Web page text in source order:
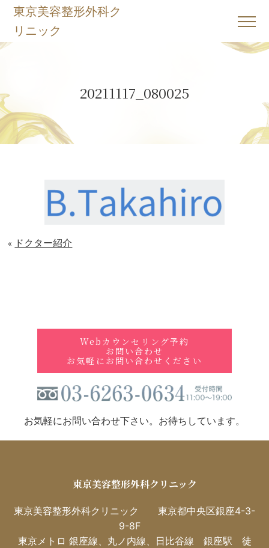
東京美容整形外科ク
リニック
Webカウンセリング予約
お問い合わせ
今すぐお問い合わせください
Webカウンセリング予約、問い合わせ
動画
Movie
20211117_080025
« ドクター紹介
Webカウンセリング予約
お問い合わせ
お気軽にお問い合わせください
お気軽にお問い合わせ下さい。お待ちしています。
東京美容整形外科クリニック
東京美容整形外科クリニック 東京都中央区銀座4-3-
9-8F
東京メトロ 銀座線、丸ノ内線、日比谷線 銀座駅 徒